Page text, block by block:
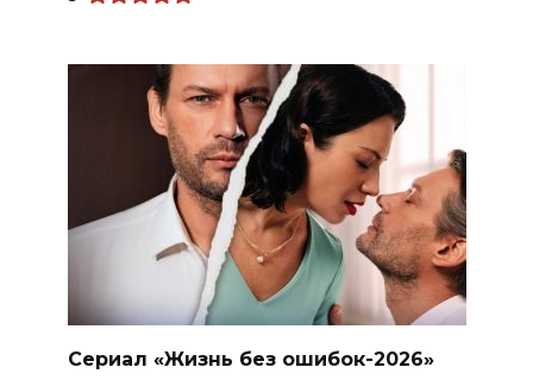
Сериал «Жизнь без ошибок-2026»